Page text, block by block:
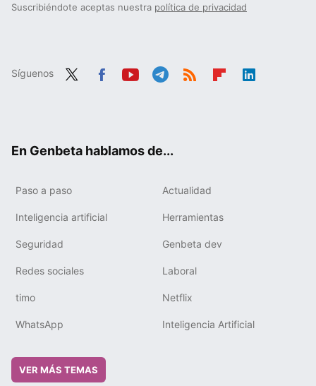
Suscribiéndote aceptas nuestra política de privacidad
Síguenos
En Genbeta hablamos de...
Paso a paso Actualidad
Inteligencia artificial Herramientas
Seguridad Genbeta dev
Redes sociales Laboral
timo Netflix
WhatsApp Inteligencia Artificial
VER MÁS TEMAS